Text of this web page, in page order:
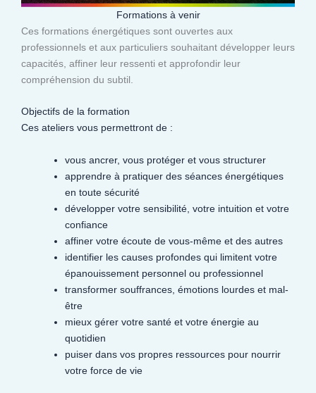
Formations à venir
Ces formations énergétiques sont ouvertes aux
professionnels et aux particuliers souhaitant développer leurs
capacités, affiner leur ressenti et approfondir leur
compréhension du subtil.​
Objectifs de la formation
Ces ateliers vous permettront de :
vous ancrer, vous protéger et vous structurer
apprendre à pratiquer des séances énergétiques
en toute sécurité
développer votre sensibilité, votre intuition et votre
confiance
affiner votre écoute de vous-même et des autres
identifier les causes profondes qui limitent votre
épanouissement personnel ou professionnel
transformer souffrances, émotions lourdes et mal-
être
mieux gérer votre santé et votre énergie au
quotidien
puiser dans vos propres ressources pour nourrir
votre force de vie